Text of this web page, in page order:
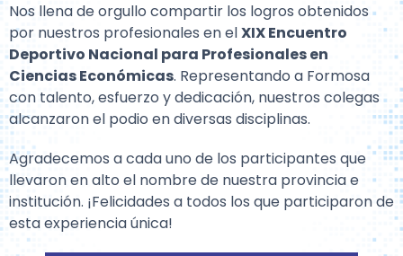
Nos llena de orgullo compartir los logros obtenidos
por nuestros profesionales en elXIX Encuentro
Deportivo Nacional para Profesionales en
Ciencias Económicas. Representando a Formosa
con talento, esfuerzo y dedicación, nuestros colegas
alcanzaron el podio en diversas disciplinas.
Agradecemos a cada uno de los participantes que
llevaron en alto el nombre de nuestra provincia e
institución. ¡Felicidades a todos los que participaron de
esta experiencia única!